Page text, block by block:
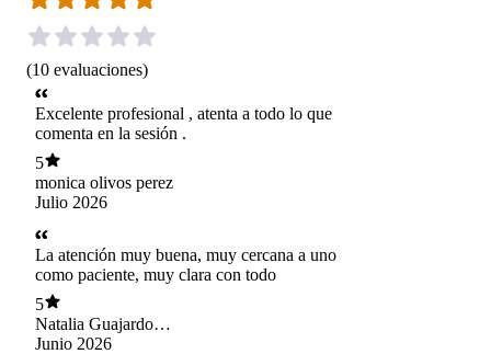
(10 evaluaciones)
Excelente profesional , atenta a todo lo que
comenta en la sesión .
5
monica olivos perez
Julio 2026
La atención muy buena, muy cercana a uno
como paciente, muy clara con todo
5
Natalia Guajardo
Flores
Junio 2026